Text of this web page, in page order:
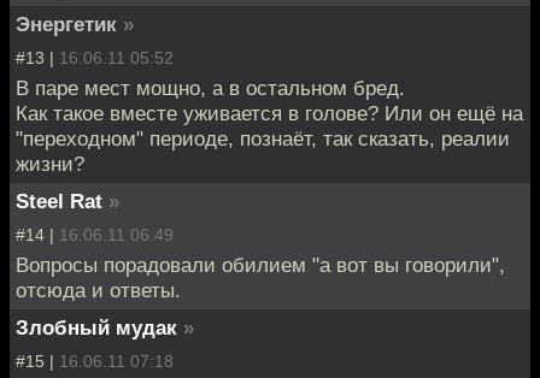
Энергетик »
#13 | 16.06.11 05:52
В паре мест мощно, а в остальном бред.
Как такое вместе уживается в голове? Или он ещё на
"переходном" периоде, познаёт, так сказать, реалии
жизни?
Steel Rat »
#14 | 16.06.11 06:49
Вопросы порадовали обилием "а вот вы говорили",
отсюда и ответы.
Злобный мудак »
#15 | 16.06.11 07:18